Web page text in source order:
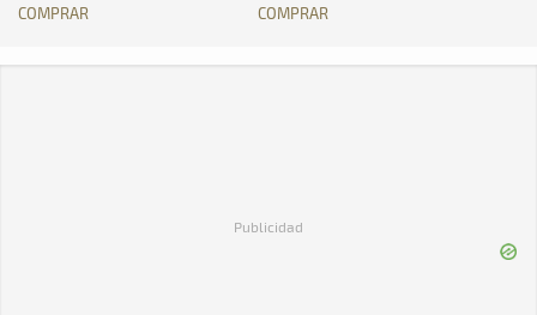
COMPRAR COMPRAR
Publicidad